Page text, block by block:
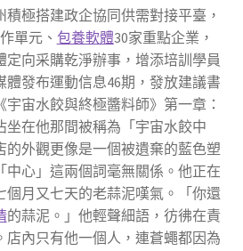
積極搭建政企協同供需對接平臺，
單元、 包養軟體30家重點企業，
定向采購乾淨辦事，增添培訓學員
體發布運動信息46期，發放建議書
宇宙水餃與終極醬料師》第一章：
坐在他那間被稱為「宇宙水餃中
的外觀更像是一個被遺棄的藍色塑
中心」這兩個詞毫無關係。他正在
個月又七天的老蒜泥嘆氣。「你還
的蒜泥。」他輕聲細語，彷彿在責
店內只有他一個人，連蒼蠅都因為